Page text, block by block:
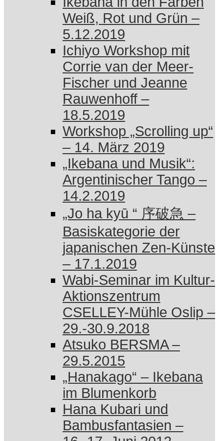
Weiß, Rot und Grün –
5.12.2019
Ichiyo Workshop mit
Corrie van der Meer-
Fischer und Jeanne
Rauwenhoff –
18.5.2019
Workshop „Scrolling up“
– 14. März 2019
„Ikebana und Musik“:
Argentinischer Tango –
14.2.2019
„Jo ha kyū “ 序破急 –
Basiskategorie der
japanischen Zen-Künste
– 17.1.2019
Wabi-Seminar im Kultur-
Aktionszentrum
CSELLEY-Mühle Oslip –
29.-30.9.2018
Atsuko BERSMA –
29.5.2015
„Hanakago“ – Ikebana
im Blumenkorb
Hana Kubari und
Bambusfantasien –